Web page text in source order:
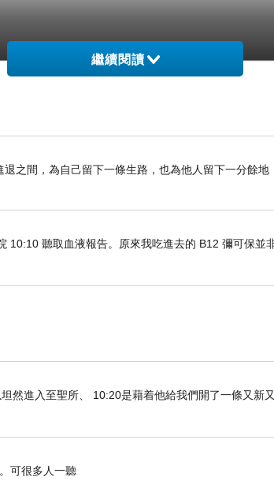
老入花欉不保晚節。哈哈！
繼續閱讀
之間，為自己留下一條生路，也為他人留下一分餘地
聽取血液報告。原來我吃進去的 B12 彌可保並
然進入至聖所、 10:20是藉着他給我們開了一條又新
很多人一聽